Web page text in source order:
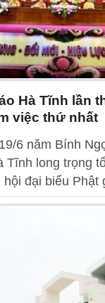
Hà Tĩnh lần
việc thứ nhất
6 năm Bính
Tĩnh long trọng
đại biểu Phật